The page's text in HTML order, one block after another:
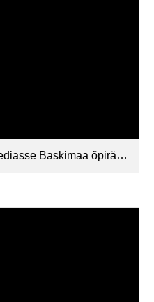
Baskimaa õpiränne.pdf